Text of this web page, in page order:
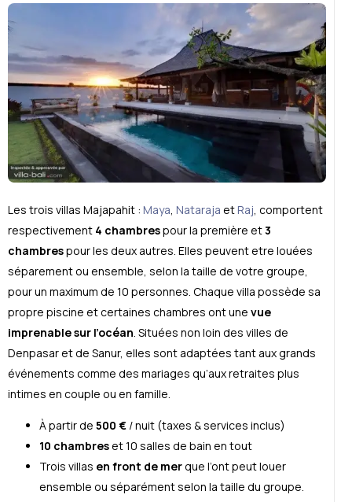
Les trois villas Majapahit : Maya, Nataraja etRaj, comportent
respectivement 4 chambrespour la première et3
chambrespour les deux autres. Elles peuvent etre louées
séparement ou ensemble, selon la taille de votre groupe,
pour un maximum de 10 personnes. Chaque villa possède sa
propre piscine et certaines chambres ont une vue
imprenable sur l’océan. Situées non loin des villes de
Denpasar et de Sanur, elles sont adaptées tant aux grands
événements comme des mariages qu’aux retraites plus
intimes en couple ou en famille.
À partir de 500 € / nuit (taxes & services inclus)
10 chambreset 10 salles de bain en tout
Trois villas en front de merque l’ont peut louer
ensemble ou séparément selon la taille du groupe.